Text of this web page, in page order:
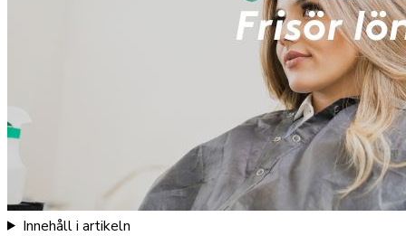
Innehåll i artikeln